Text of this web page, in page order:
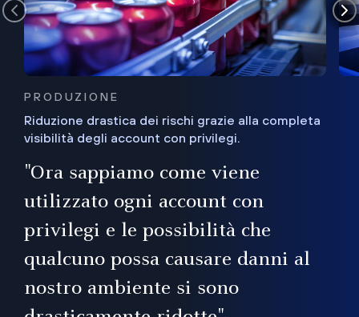
PRODUZIONE
Riduzione drastica dei rischi grazie alla completa
visibilità degli account con privilegi.
"Ora sappiamo come viene
utilizzato ogni account con
privilegi e le possibilità che
qualcuno possa causare danni al
nostro ambiente si sono